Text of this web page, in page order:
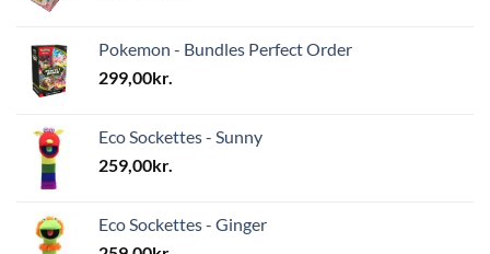
Pokemon - Bundles Perfect Order
299,00kr.
Eco Sockettes - Sunny
259,00kr.
Eco Sockettes - Ginger